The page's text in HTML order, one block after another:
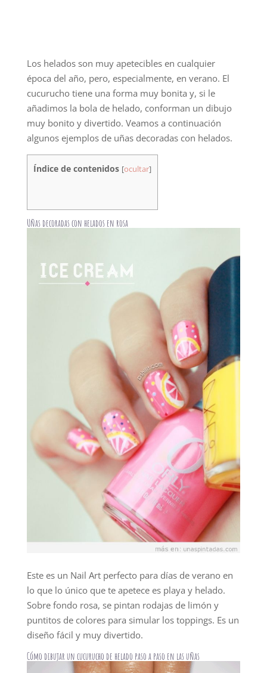
Los helados son muy apetecibles en cualquier
época del año, pero, especialmente, en verano. El
cucurucho tiene una forma muy bonita y, si le
añadimos la bola de helado, conforman un dibujo
muy bonito y divertido. Veamos a continuación
algunos ejemplos de uñas decoradas con helados.
Índice de contenidos [ocultar]
Uñas decoradas con helados en rosa
Este es un Nail Art perfecto para días de verano en
lo que lo único que te apetece es playa y helado.
Sobre fondo rosa, se pintan rodajas de limón y
puntitos de colores para simular los toppings. Es un
diseño fácil y muy divertido.
Cómo dibujar un cucurucho de helado paso a paso en las uñas